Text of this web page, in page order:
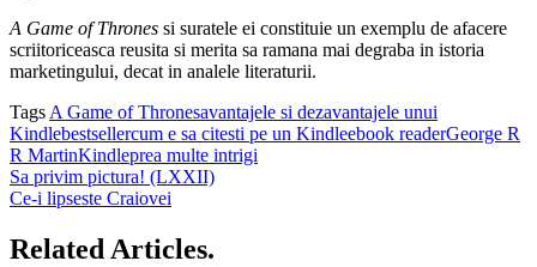
A Game of Thrones si suratele ei constituie un exemplu de afacere
scriitoriceasca reusita si merita sa ramana mai degraba in istoria
marketingului, decat in analele literaturii.
Tags A Game of Thronesavantajele si dezavantajele unui
Kindlebestsellercum e sa citesti pe un Kindleebook readerGeorge R
R MartinKindleprea multe intrigi
Sa privim pictura! (LXXII)
Ce-i lipseste Craiovei
Related Articles.